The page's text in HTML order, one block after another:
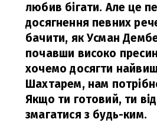
любив бігати. Але це
досягнення певних
бачити, як Усман
почавши високо
хочемо досягти
Шахтарем, нам
Якщо ти готовий, ти
змагатися з будь-ким.